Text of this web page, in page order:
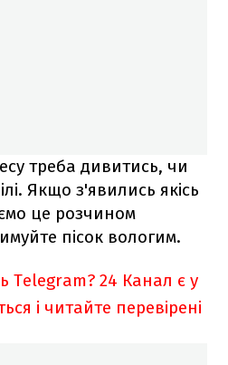
треба дивитись, чи
Якщо з'явились якісь
це розчином
пісок вологим.
Telegram? 24 Канал є у
і читайте перевірені